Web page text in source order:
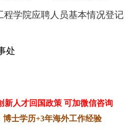
程学院应聘人员基本情况登记
处
新人才回国政策 可加微信咨询
博士学历+3年海外工作经验